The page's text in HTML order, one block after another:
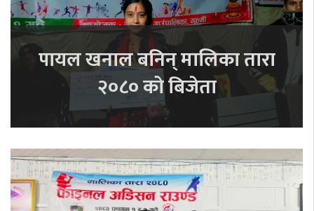
पायल खनाल बनिन् मालिका तारा
२०८० को बिजेता